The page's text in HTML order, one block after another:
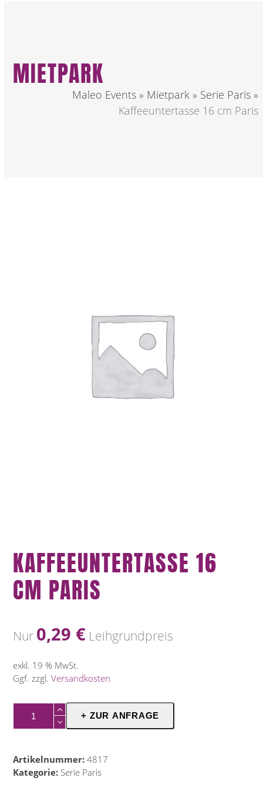
MIETPARK
Maleo Events » Mietpark » Serie Paris »
Kaffeeuntertasse 16 cm Paris
KAFFEEUNTERTASSE 16
CM PARIS
Nur 0,29 € Leihgrundpreis
exkl. 19 % MwSt.
Ggf. zzgl.Versandkosten
Kaffeeuntertasse
Menge
+ ZUR ANFRAGE
Artikelnummer:4817
Kategorie: Serie Paris